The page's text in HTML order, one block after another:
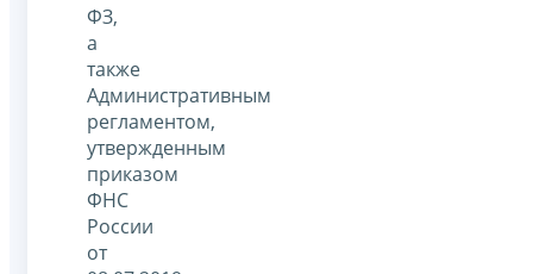
ФЗ,
а
также
Административным
регламентом,
утвержденным
приказом
ФНС
России
от